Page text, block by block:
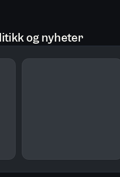
og nyheter